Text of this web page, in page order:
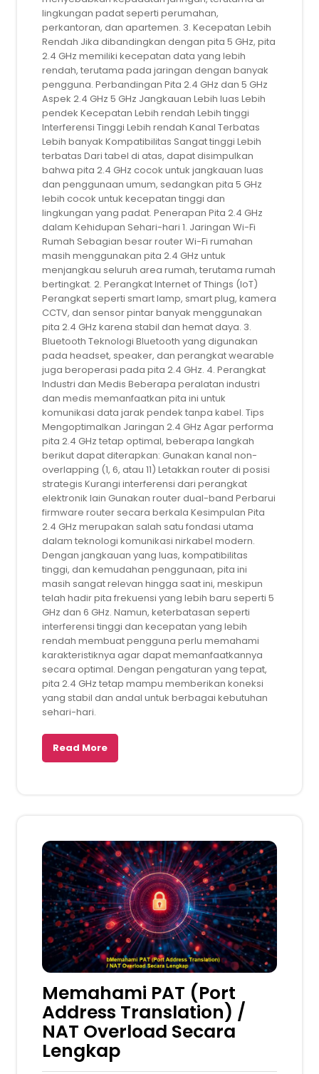
lingkungan padat seperti perumahan,
perkantoran, dan apartemen. 3. Kecepatan Lebih
Rendah Jika dibandingkan dengan pita 5 GHz, pita
2.4 GHz memiliki kecepatan data yang lebih
rendah, terutama pada jaringan dengan banyak
pengguna. Perbandingan Pita 2.4 GHz dan 5 GHz
Aspek 2.4 GHz 5 GHz Jangkauan Lebih luas Lebih
pendek Kecepatan Lebih rendah Lebih tinggi
Interferensi Tinggi Lebih rendah Kanal Terbatas
Lebih banyak Kompatibilitas Sangat tinggi Lebih
terbatas Dari tabel di atas, dapat disimpulkan
bahwa pita 2.4 GHz cocok untuk jangkauan luas
dan penggunaan umum, sedangkan pita 5 GHz
lebih cocok untuk kecepatan tinggi dan
lingkungan yang padat. Penerapan Pita 2.4 GHz
dalam Kehidupan Sehari-hari 1. Jaringan Wi-Fi
Rumah Sebagian besar router Wi-Fi rumahan
masih menggunakan pita 2.4 GHz untuk
menjangkau seluruh area rumah, terutama rumah
bertingkat. 2. Perangkat Internet of Things (IoT)
Perangkat seperti smart lamp, smart plug, kamera
CCTV, dan sensor pintar banyak menggunakan
pita 2.4 GHz karena stabil dan hemat daya. 3.
Bluetooth Teknologi Bluetooth yang digunakan
pada headset, speaker, dan perangkat wearable
juga beroperasi pada pita 2.4 GHz. 4. Perangkat
Industri dan Medis Beberapa peralatan industri
dan medis memanfaatkan pita ini untuk
komunikasi data jarak pendek tanpa kabel. Tips
Mengoptimalkan Jaringan 2.4 GHz Agar performa
pita 2.4 GHz tetap optimal, beberapa langkah
berikut dapat diterapkan: Gunakan kanal non-
overlapping (1, 6, atau 11) Letakkan router di posisi
strategis Kurangi interferensi dari perangkat
elektronik lain Gunakan router dual-band Perbarui
firmware router secara berkala Kesimpulan Pita
2.4 GHz merupakan salah satu fondasi utama
dalam teknologi komunikasi nirkabel modern.
Dengan jangkauan yang luas, kompatibilitas
tinggi, dan kemudahan penggunaan, pita ini
masih sangat relevan hingga saat ini, meskipun
telah hadir pita frekuensi yang lebih baru seperti 5
GHz dan 6 GHz. Namun, keterbatasan seperti
interferensi tinggi dan kecepatan yang lebih
rendah membuat pengguna perlu memahami
karakteristiknya agar dapat memanfaatkannya
secara optimal. Dengan pengaturan yang tepat,
pita 2.4 GHz tetap mampu memberikan koneksi
yang stabil dan andal untuk berbagai kebutuhan
sehari-hari.
Read More
Memahami PAT (Port
Address Translation) /
NAT Overload Secara
Lengkap